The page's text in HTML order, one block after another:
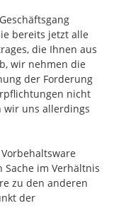
bereits jetzt alle
die Ihnen aus
wir nehmen die
der Forderung
nicht
wir uns allerdings
im Verhältnis
zu den anderen
der